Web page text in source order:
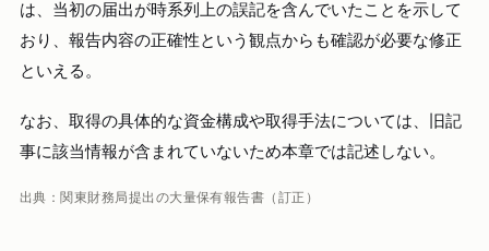
は、当初の届出が時系列上の誤記を含んでいたことを示して
おり、報告内容の正確性という観点からも確認が必要な修正
といえる。
なお、取得の具体的な資金構成や取得手法については、旧記
事に該当情報が含まれていないため本章では記述しない。
出典：関東財務局提出の大量保有報告書（訂正）